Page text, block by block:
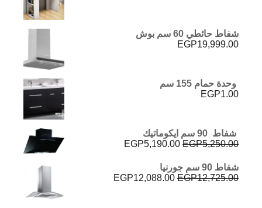
شفاط حائطي 60 سم بوش
EGP19,999.00
وحدة حمام 155 سم
EGP1.00
شفاط 90 سم ايكوماتيك
EGP5,250.00
السعر
هو:
EGP5,250.00.
EGP5,190.00
EGP5,190.00.
شفاط 90 سم جورنيا
EGP12,725.00
السعر
EGP12,088.00